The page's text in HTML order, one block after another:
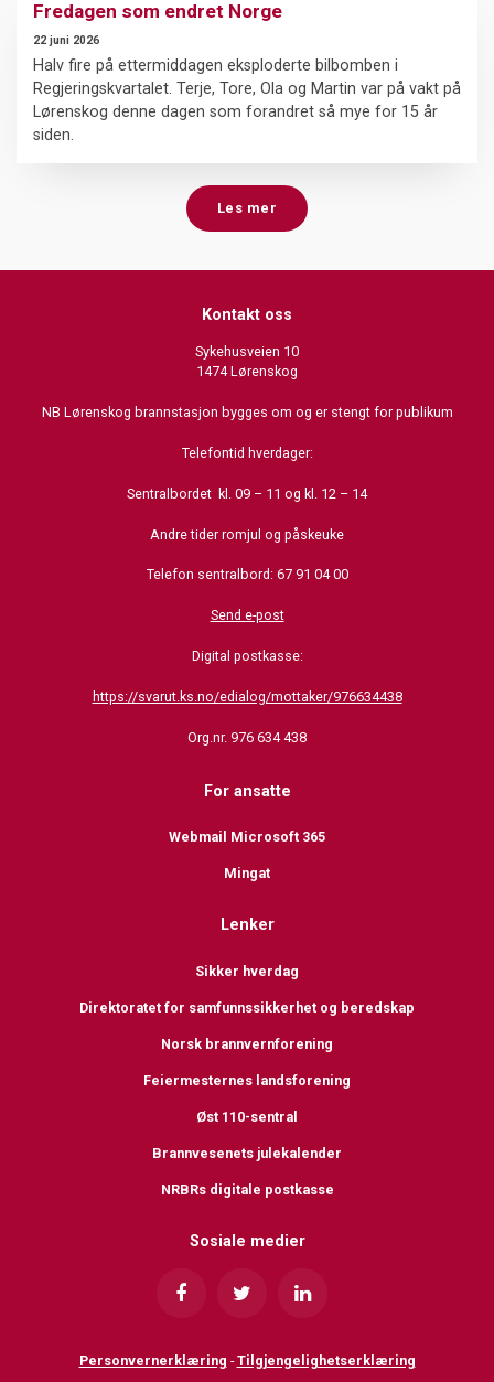
Fredagen som endret Norge
22 juni 2026
Halv fire på ettermiddagen eksploderte bilbomben i
Regjeringskvartalet. Terje, Tore, Ola og Martin var på vakt på
Lørenskog denne dagen som forandret så mye for 15 år
siden.
Les mer
Kontakt oss
Sykehusveien 10
1474 Lørenskog
NB Lørenskog brannstasjon bygges om og er stengt for publikum
Telefontid hverdager:
Sentralbordet kl. 09 – 11 og kl. 12 – 14
Andre tider romjul og påskeuke
Telefon sentralbord: 67 91 04 00
Send e-post
Digital postkasse:
https://svarut.ks.no/edialog/mottaker/976634438
Org.nr. 976 634 438
For ansatte
Webmail Microsoft 365
Mingat
Lenker
Sikker hverdag
Direktoratet for samfunnssikkerhet og beredskap
Norsk brannvernforening
Feiermesternes landsforening
Øst 110-sentral
Brannvesenets julekalender
NRBRs digitale postkasse
Sosiale medier
Personvernerklæring -Tilgjengelighetserklæring